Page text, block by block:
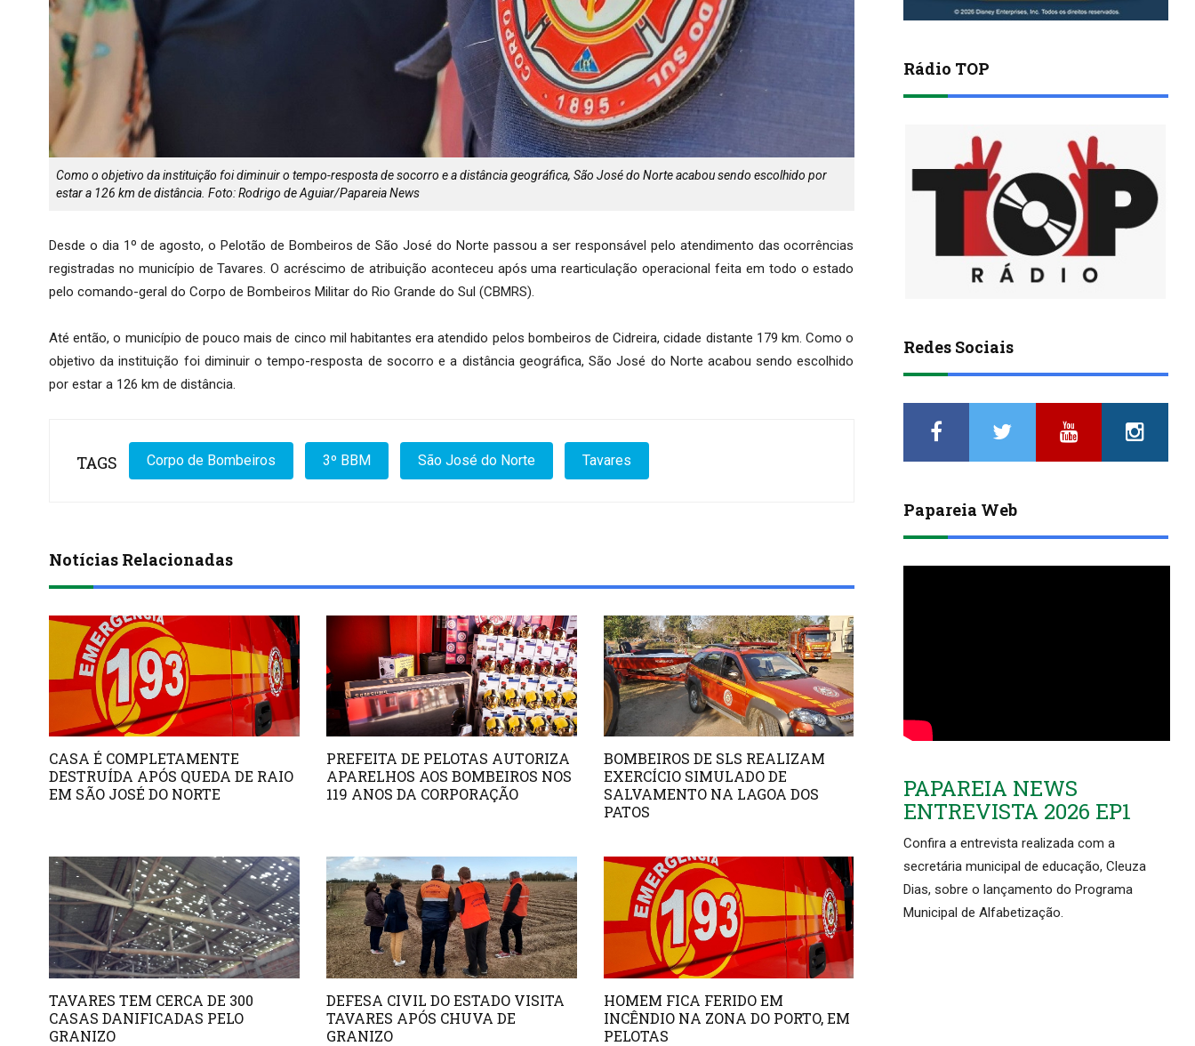
Como o objetivo da instituição foi diminuir o tempo-resposta de socorro e a distância geográfica, São José do Norte acabou sendo escolhido por
estar a 126 km de distância. Foto: Rodrigo de Aguiar/Papareia News
Desde o dia 1º de agosto, o Pelotão de Bombeiros de São José do Norte passou a ser responsável pelo atendimento das ocorrências
registradas no município de Tavares. O acréscimo de atribuição aconteceu após uma rearticulação operacional feita em todo o estado
pelo comando-geral do Corpo de Bombeiros Militar do Rio Grande do Sul (CBMRS).
Até então, o município de pouco mais de cinco mil habitantes era atendido pelos bombeiros de Cidreira, cidade distante 179 km. Como o
objetivo da instituição foi diminuir o tempo-resposta de socorro e a distância geográfica, São José do Norte acabou sendo escolhido
por estar a 126 km de distância.
TAGS Corpo de Bombeiros 3º BBM São José do Norte Tavares
Notícias Relacionadas
CASA É COMPLETAMENTE
DESTRUÍDA APÓS QUEDA DE RAIO
EM SÃO JOSÉ DO NORTE
PREFEITA DE PELOTAS AUTORIZA
APARELHOS AOS BOMBEIROS NOS
119 ANOS DA CORPORAÇÃO
BOMBEIROS DE SLS REALIZAM
EXERCÍCIO SIMULADO DE
SALVAMENTO NA LAGOA DOS
PATOS
TAVARES TEM CERCA DE 300
CASAS DANIFICADAS PELO
GRANIZO
DEFESA CIVIL DO ESTADO VISITA
TAVARES APÓS CHUVA DE
GRANIZO
HOMEM FICA FERIDO EM
INCÊNDIO NA ZONA DO PORTO, EM
PELOTAS
Rádio TOP
Redes Sociais
Papareia Web
PAPAREIA NEWS
ENTREVISTA 2026 EP1
Confira a entrevista realizada com a
secretária municipal de educação, Cleuza
Dias, sobre o lançamento do Programa
Municipal de Alfabetização.